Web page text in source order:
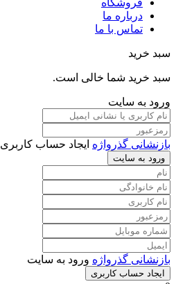
درباره ما
تماس با ما
سبد خرید
سبد خرید شما خالی است.
ورود به سایت
بازنشانی گذرواژه ایجاد حساب کاربری
ورود به سایت
بازنشانی گذرواژه ورود به سایت
ایجاد حساب کاربری